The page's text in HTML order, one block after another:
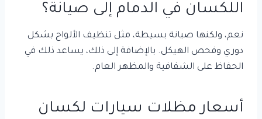
اللكسان في الدمام إلى صيانة؟
نعم، ولكنها صيانة بسيطة، مثل تنظيف الألواح بشكل
دوري وفحص الهيكل. بالإضافة إلى ذلك، يساعد ذلك في
الحفاظ على الشفافية والمظهر العام.
أسعار مظلات سيارات لكسان